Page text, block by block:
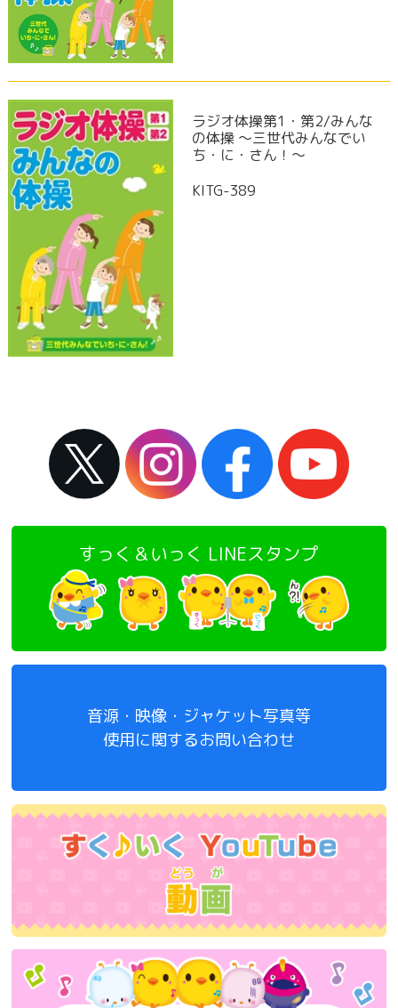
ラジオ体操第1・第2/みんな
の体操 ～三世代みんなでい
ち・に・さん！～
KITG-389
すっく＆いっく LINEスタンプ
音源・映像・ジャケット写真等
使用に関するお問い合わせ